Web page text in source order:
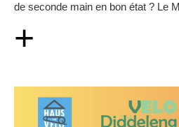
de seconde main en bon état ? Le
+